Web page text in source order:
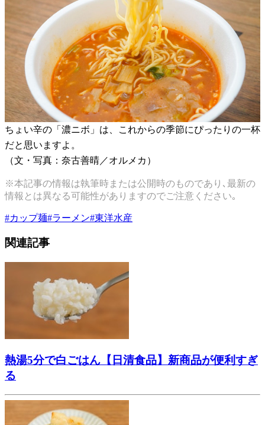
ちょい辛の「濃ニボ」は、これからの季節にぴったりの一杯
だと思いますよ。
（文・写真：奈古善晴／オルメカ）
※本記事の情報は執筆時または公開時のものであり､最新の
情報とは異なる可能性がありますのでご注意ください｡
#カップ麺#ラーメン#東洋水産
関連記事
熱湯5分で白ごはん【日清食品】新商品が便利すぎ
る